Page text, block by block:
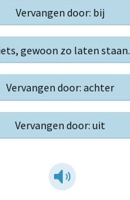
Vervangen door: bij
gewoon zo laten staan.
Vervangen door: achter
Vervangen door: uit